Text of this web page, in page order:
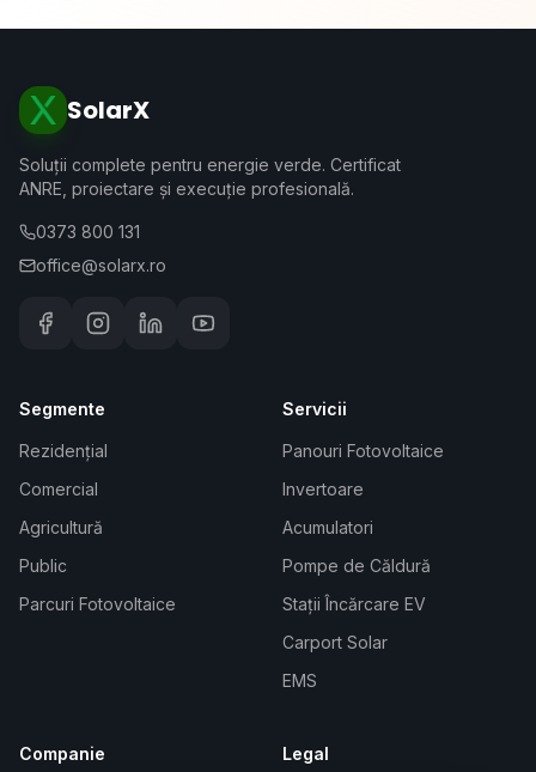
SolarX
Soluții complete pentru energie verde. Certificat
ANRE, proiectare și execuție profesională.
0373 800 131
office@solarx.ro
Segmente
Rezidențial
Comercial
Agricultură
Public
Parcuri Fotovoltaice
Servicii
Panouri Fotovoltaice
Invertoare
Acumulatori
Pompe de Căldură
Stații Încărcare EV
Carport Solar
EMS
Companie Legal